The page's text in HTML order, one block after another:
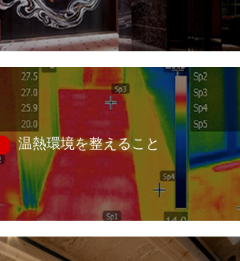
温熱環境を整えること